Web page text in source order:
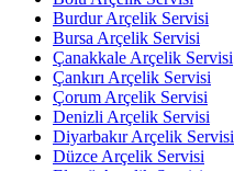
Burdur Arçelik Servisi
Bursa Arçelik Servisi
Çanakkale Arçelik Servisi
Çankırı Arçelik Servisi
Çorum Arçelik Servisi
Denizli Arçelik Servisi
Diyarbakır Arçelik Servisi
Düzce Arçelik Servisi